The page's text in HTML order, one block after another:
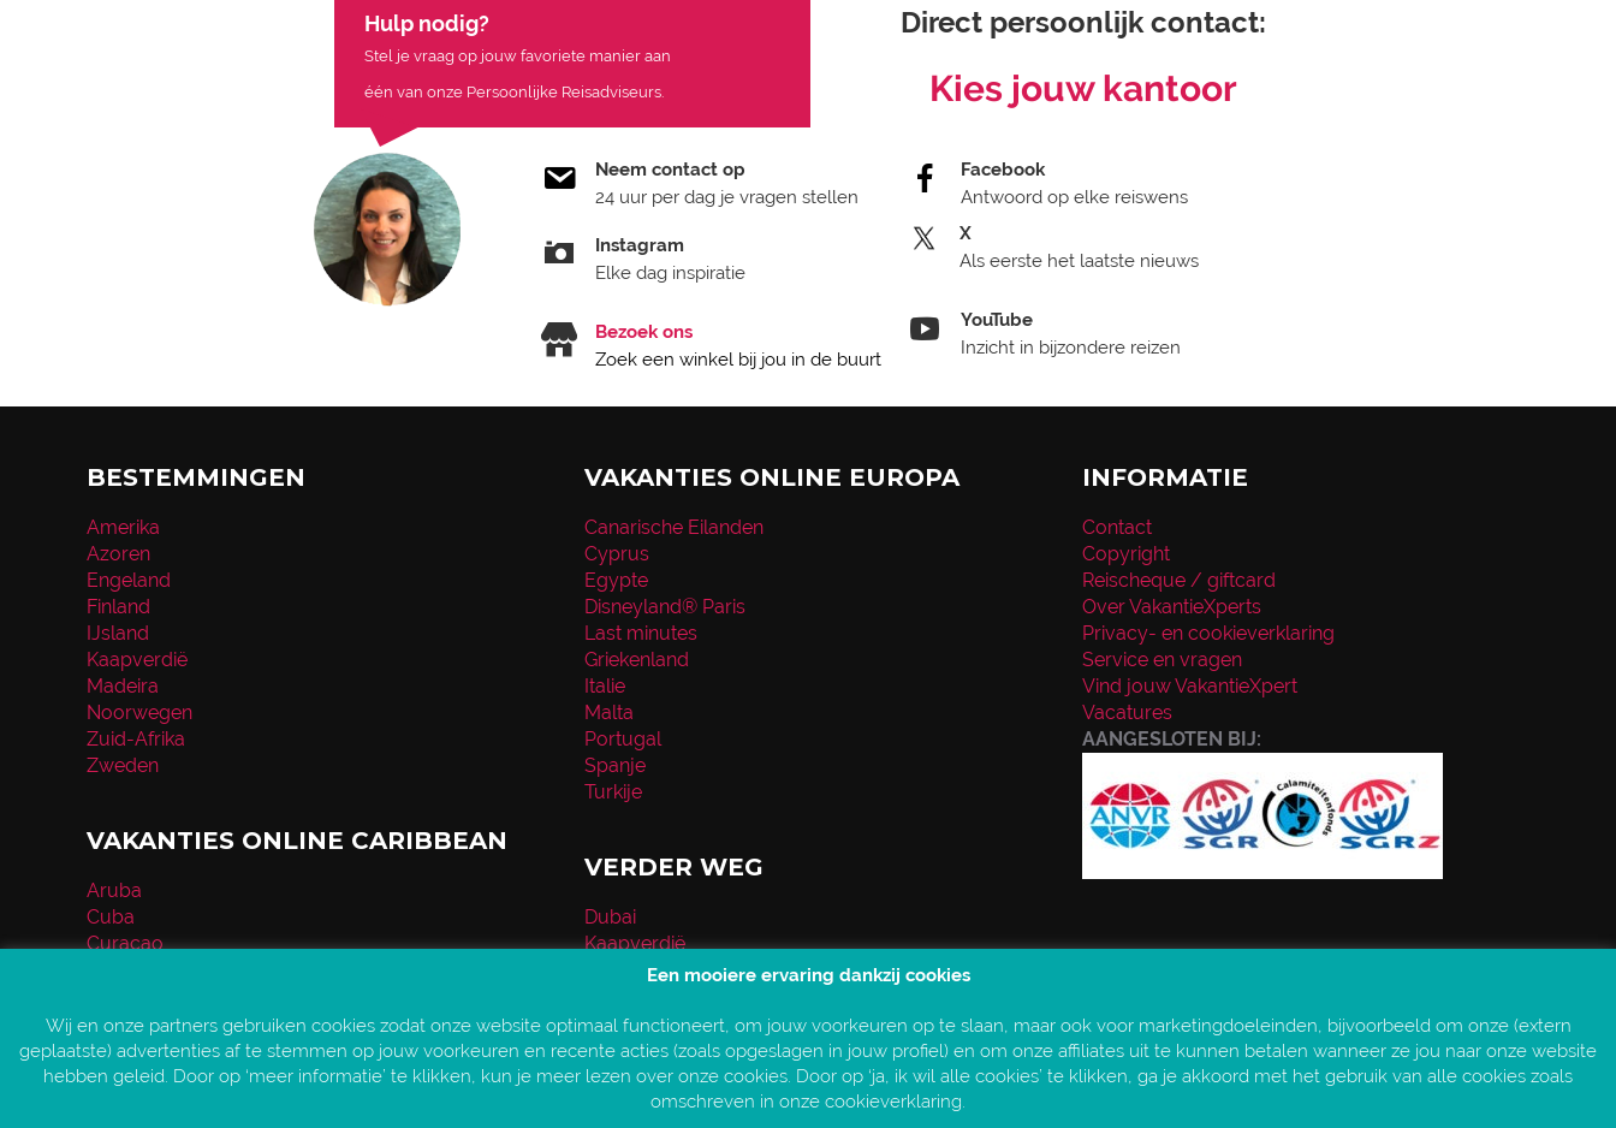
Hulp nodig?
Stel je vraag op jouw favoriete manier aan
één van onze Persoonlijke Reisadviseurs.
Direct persoonlijk contact:
Kies jouw kantoor
Neem contact op
24 uur per dag je vragen stellen
Instagram
Elke dag inspiratie
Bezoek ons
Zoek een winkel bij jou in de buurt
Facebook
Antwoord op elke reiswens
X
Als eerste het laatste nieuws
YouTube
Inzicht in bijzondere reizen
BESTEMMINGEN
Amerika
Azoren
Engeland
Finland
IJsland
Kaapverdië
Madeira
Noorwegen
Zuid-Afrika
Zweden
VAKANTIES ONLINE CARIBBEAN
Aruba
Cuba
Curaçao
Jamaica
VAKANTIES ONLINE EUROPA
Canarische Eilanden
Cyprus
Egypte
Disneyland® Paris
Last minutes
Griekenland
Italie
Malta
Portugal
Spanje
Turkije
VERDER WEG
Dubai
Kaapverdië
Verenigde Staten
INFORMATIE
Contact
Copyright
Reischeque / giftcard
Over VakantieXperts
Privacy- en cookieverklaring
Service en vragen
Vind jouw VakantieXpert
Vacatures
AANGESLOTEN BIJ:
Een mooiere ervaring dankzij cookies
Wij en onze partners gebruiken cookies zodat onze website optimaal functioneert, om jouw voorkeuren op te slaan, maar ook voor marketingdoeleinden, bijvoorbeeld om onze (extern
geplaatste) advertenties af te stemmen op jouw voorkeuren en recente acties (zoals opgeslagen in jouw profiel) en om onze affiliates uit te kunnen betalen wanneer ze jou naar onze website
hebben geleid. Door op ‘meer informatie’ te klikken, kun je meer lezen over onze cookies. Door op ‘ja, ik wil alle cookies’ te klikken, ga je akkoord met het gebruik van alle cookies zoals
omschreven in onze cookieverklaring.